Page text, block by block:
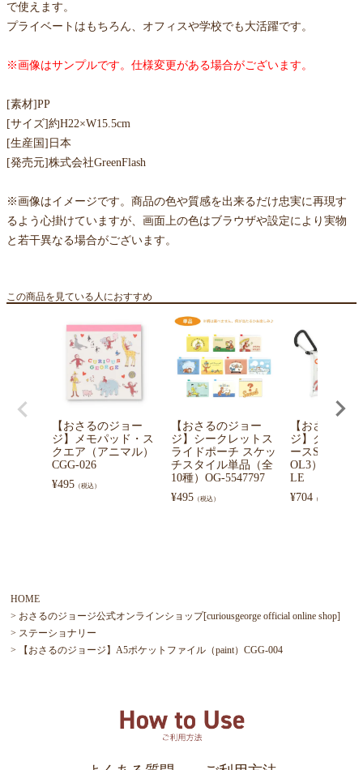
で使えます。
プライベートはもちろん、オフィスや学校でも大活躍です。
※画像はサンプルです。仕様変更がある場合がございます。
[素材]PP
[サイズ]約H22×W15.5cm
[生産国]日本
[発売元]株式会社GreenFlash
※画像はイメージです。商品の色や質感を出来るだけ忠実に再現す
るよう心掛けていますが、画面上の色はブラウザや設定により実物
と若干異なる場合がございます。
この商品を見ている人におすすめ
【おさるのジョー
ジ】メモパッド・ス
クエア（アニマル）
CGG-026
¥495 （税込）
【おさるのジョー
ジ】シークレットス
ライドポーチ スケッ
チスタイル単品（全
10種）OG-5547797
¥495 （税込）
【おさるのジ
ジ】クリアマ
ースS（
OL3）MCG-
LE
¥704 （税込）
HOME
おさるのジョージ公式オンラインショップ[curiousgeorge official online shop]
ステーショナリー
【おさるのジョージ】A5ポケットファイル（paint）CGG-004